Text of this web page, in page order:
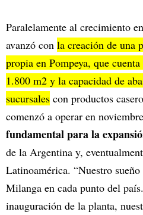
Paralelamente al crecimiento
avanzó con la creación de una
propia en Pompeya, que
1.800 m2 y la capacidad de
sucursales con productos
comenzó a operar en
fundamental para la
de la Argentina y,
Latinoamérica. “Nuestro
Milanga en cada punto del
inauguración de la planta,